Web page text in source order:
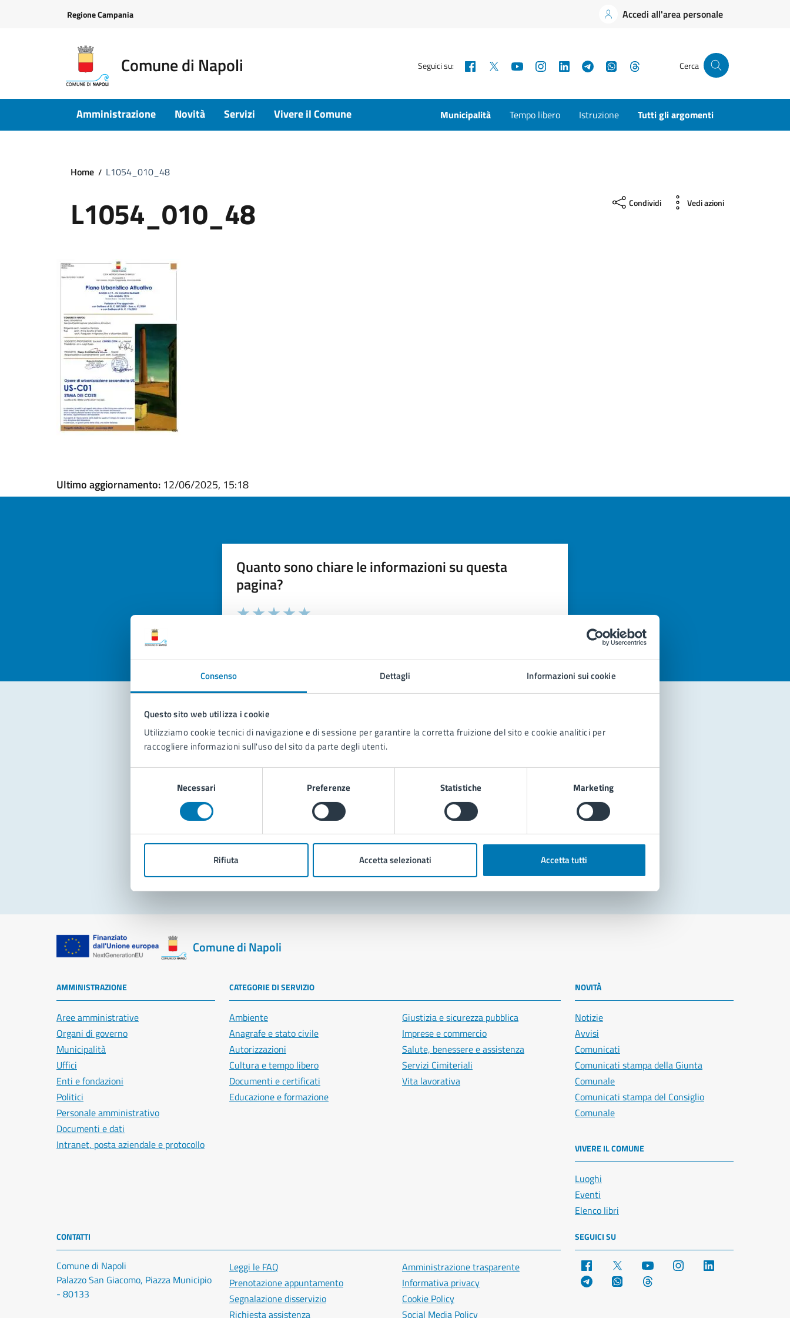
Consenso Dettagli Informazioni sui cookie
Questo sito web utilizza i cookie
Utilizziamo cookie tecnici di navigazione e di sessione per garantire la corretta fruizione del sito e cookie analitici per
raccogliere informazioni sull'uso del sito da parte degli utenti.
Necessari Preferenze Statistiche Marketing
Rifiuta Accetta selezionati Accetta tutti
Regione Campania Accedi all'area personale
Comune di Napoli Seguici su: Facebook YouTubeInstagramLinkedInTelegramWhatsApp Cerca
Amministrazione Novità Servizi Vivere il Comune Municipalità Tempo libero Istruzione Tutti gli argomenti
Home L1054_010_48
L1054_010_48 Condividi Vedi azioni
Ultimo aggiornamento: 12/06/2025, 15:18
Quanto sono chiare le informazioni su questa
pagina?
Valuta la chiarezza delle informazioni (da 1 a 5 stelle)
Seleziona il numero di stelle per valutare la chiarezza delle informazioni
Contatta il comune
Richiedi assistenza
Prenota appuntamento
Problemi in città
Comune di Napoli
AMMINISTRAZIONE
Aree amministrative
Organi di governo
Municipalità
Uffici
Enti e fondazioni
Politici
Personale amministrativo
Documenti e dati
Intranet, posta aziendale e protocollo
CATEGORIE DI SERVIZIO
Ambiente
Anagrafe e stato civile
Autorizzazioni
Cultura e tempo libero
Documenti e certificati
Educazione e formazione
Giustizia e sicurezza pubblica
Imprese e commercio
Salute, benessere e assistenza
Servizi Cimiteriali
Vita lavorativa
NOVITÀ
Notizie
Avvisi
Comunicati
Comunicati stampa della Giunta
Comunale
Comunicati stampa del Consiglio
Comunale
VIVERE IL COMUNE
Luoghi
Eventi
Elenco libri
CONTATTI
Comune di Napoli
Palazzo San Giacomo, Piazza Municipio
- 80133
Leggi le FAQ
Prenotazione appuntamento
Segnalazione disservizio
Richiesta assistenza
Amministrazione trasparente
Informativa privacy
Cookie Policy
Social Media Policy
SEGUICI SU
Facebook YouTube Instagram
Telegram WhatsApp